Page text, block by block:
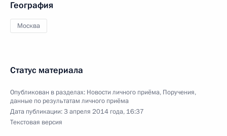
География
Москва
Статус материала
Опубликован в разделах: Новости личного приёма, Поручения,
данные по результатам личного приёма
Дата публикации:3 апреля 2014 года, 16:37
Текстовая версия